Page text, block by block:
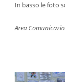
In basso le foto
Area